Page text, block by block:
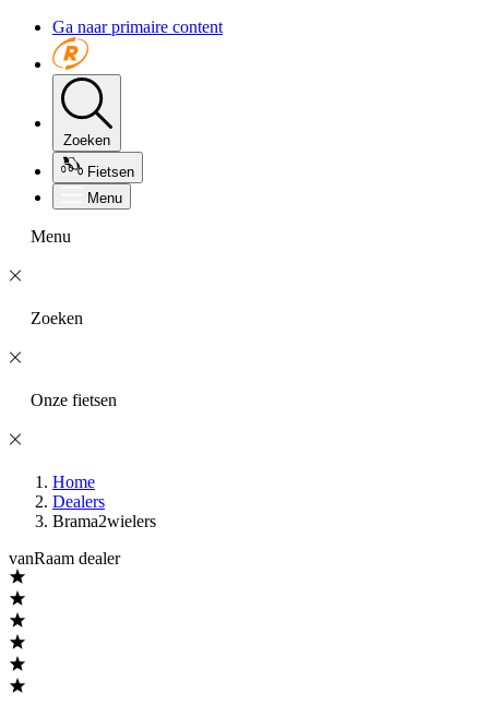
Ga naar primaire content
Zoeken
Fietsen
Menu
Menu
Zoeken
Onze fietsen
Home
Dealers
Brama2wielers
vanRaam dealer